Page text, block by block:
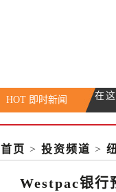
HOT 即时新闻 新
堵
吗？
在
顿
首页 > 投资频道 >
Westpac银行